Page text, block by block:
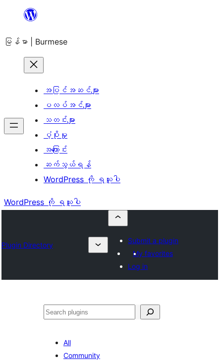
အကြောင်းအရာ
ကျော်သွား
မြန်မာ | Burmese
အပြင်အဆင်များ
ပလပ်အင်များ
သတင်းများ
ပံ့ပိုးမှု
အကြောင်း
ဆက်သွယ်ရန်
WordPress ကို ရယူပါ
WordPress ကို ရယူပါ
Plugin Directory
Submit a plugin
My favorites
Log in
ရှာ
All
Community